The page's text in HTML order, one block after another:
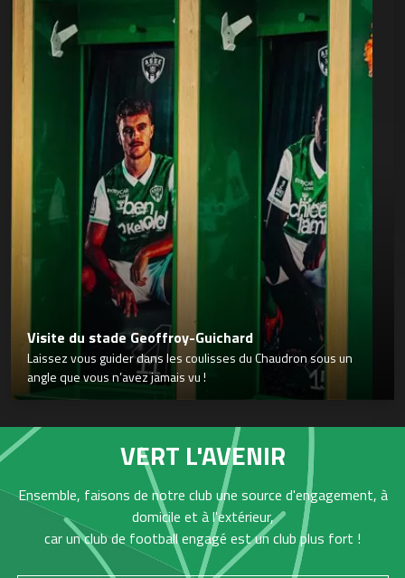
Visite du stade Geoffroy-Guichard
Laissez vous guider dans les coulisses du Chaudron sous un
angle que vous n’avez jamais vu !
VERT L'AVENIR
Ensemble, faisons de notre club une source d'engagement, à
domicile et à l'extérieur,
car un club de football engagé est un club plus fort !